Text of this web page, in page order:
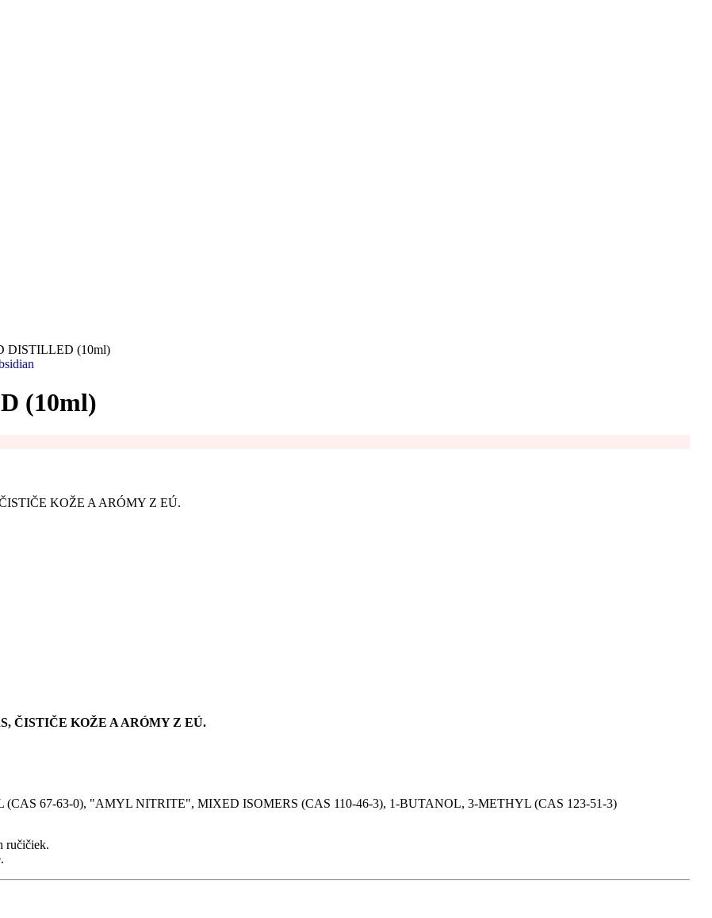
DISTILLED (10ml)
(10ml)
KOŽE A ARÓMY Z EÚ.
ČISTIČE KOŽE A ARÓMY Z EÚ.
(CAS 67-63-0), "AMYL NITRITE", MIXED ISOMERS (CAS 110-46-3), 1-BUTANOL, 3-METHYL (CAS 123-51-3)
ručičiek.